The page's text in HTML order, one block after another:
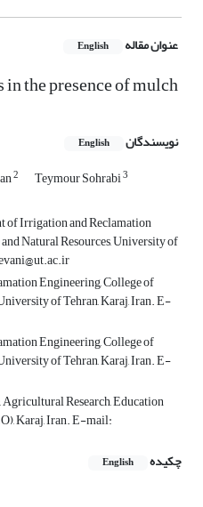
عنوان مقاله English
the presence of mulch
نویسندگان English
2 Teymour Sohrabi3
of Irrigation and Reclamation
Natural Resources, University of
Engineering, College of
of Tehran, Karaj, Iran. E-
Engineering, College of
of Tehran, Karaj, Iran. E-
Research, Education
Karaj, Iran. E-mail:
چکیده
English